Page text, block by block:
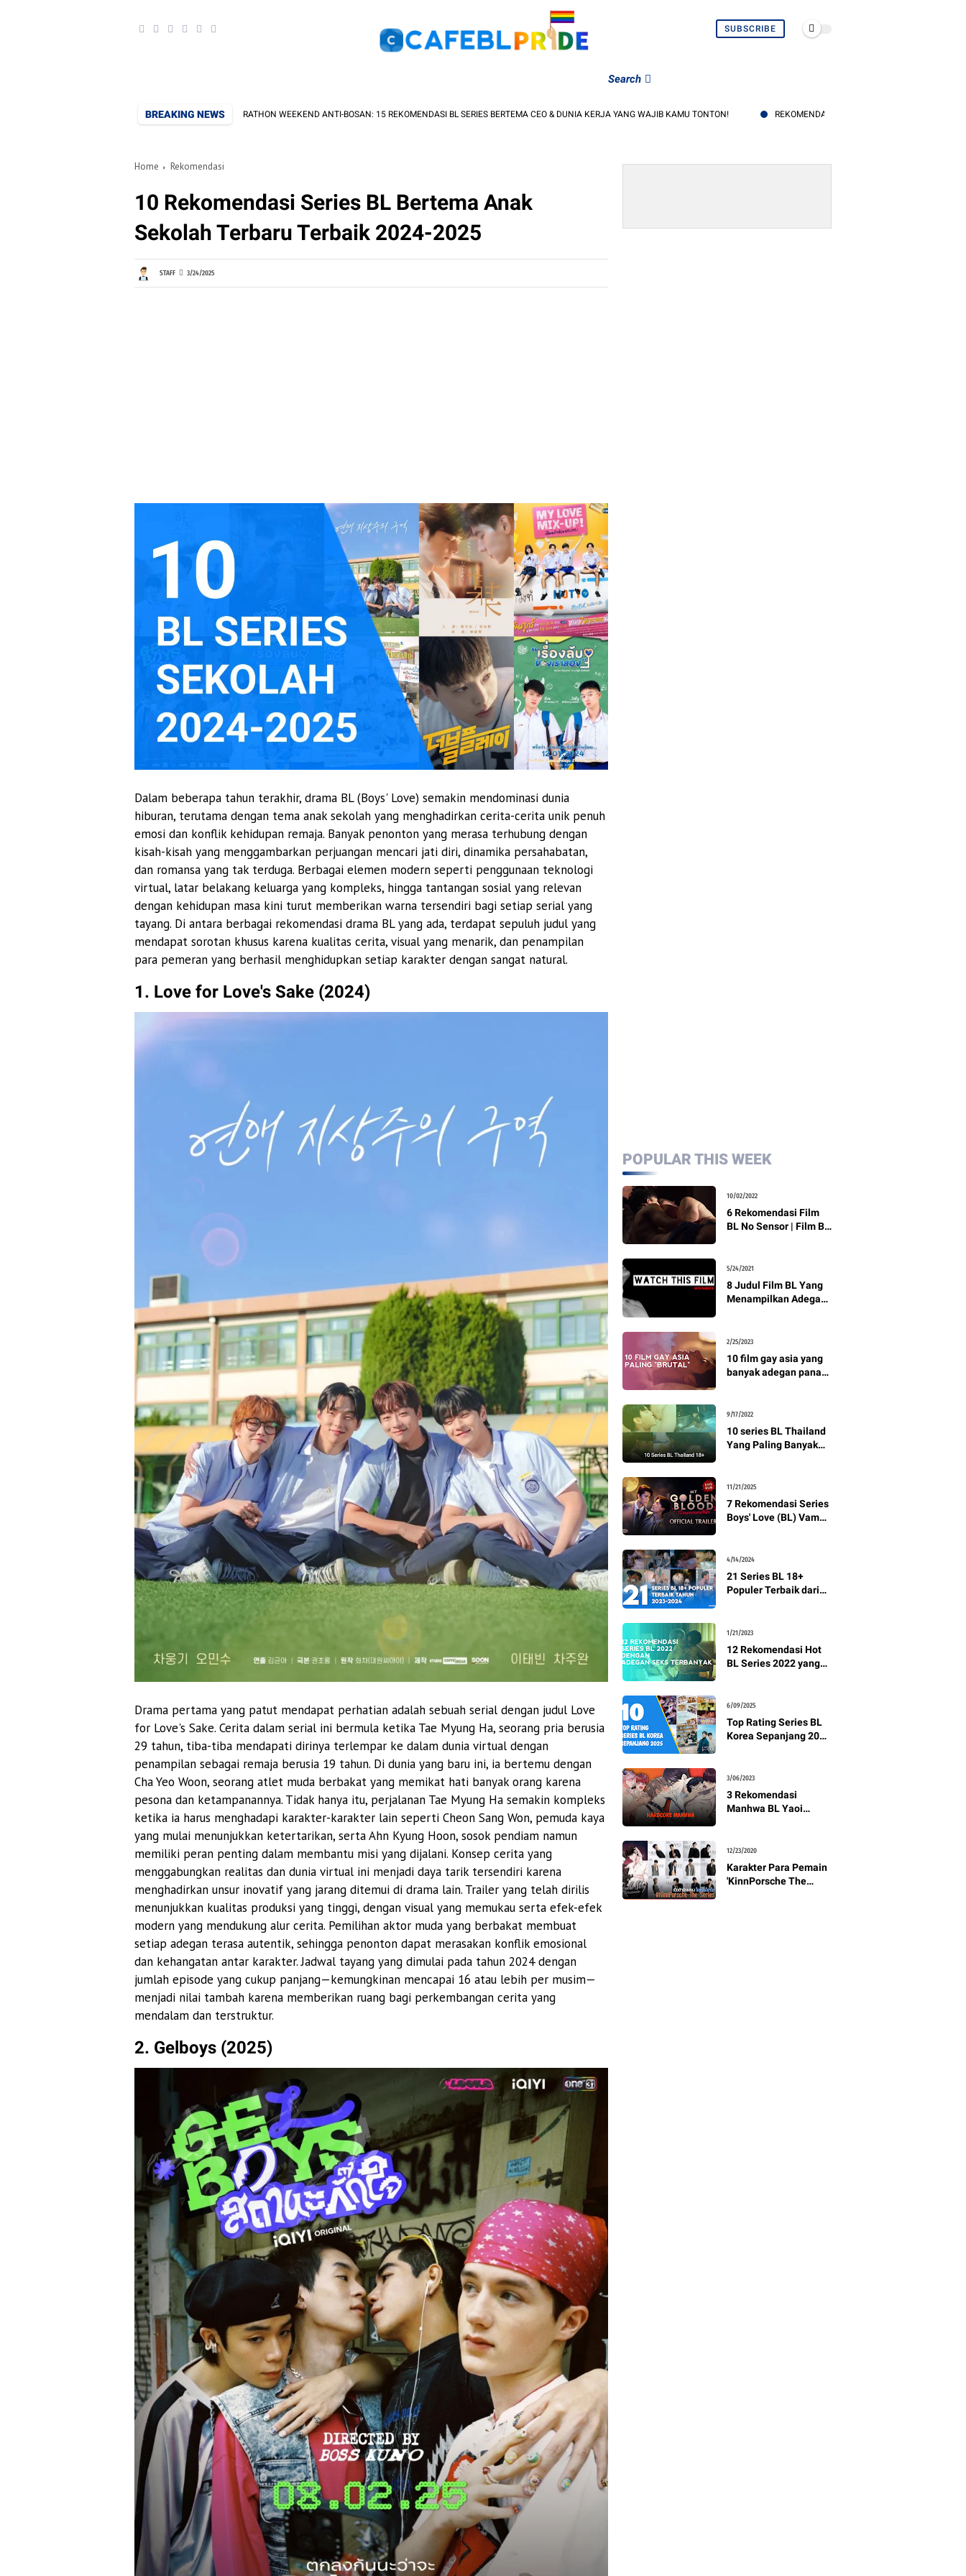
SUBSCRIBE
Search
BREAKING NEWS
MARATHON WEEKEND ANTI-BOSAN: 15 REKOMENDASI BL SERIES BERTEMA CEO & DUNIA KERJA YANG WAJIB KAMU TONTON! REKOMENDASI SERIES BL PALING DINANTI JUNI 2026: DARI
Home Rekomendasi
10 Rekomendasi Series BL Bertema Anak
Sekolah Terbaru Terbaik 2024-2025
STAFF 3/24/2025
Dalam beberapa tahun terakhir, drama BL (Boys' Love) semakin mendominasi dunia
hiburan, terutama dengan tema anak sekolah yang menghadirkan cerita-cerita unik penuh
emosi dan konflik kehidupan remaja. Banyak penonton yang merasa terhubung dengan
kisah-kisah yang menggambarkan perjuangan mencari jati diri, dinamika persahabatan,
dan romansa yang tak terduga. Berbagai elemen modern seperti penggunaan teknologi
virtual, latar belakang keluarga yang kompleks, hingga tantangan sosial yang relevan
dengan kehidupan masa kini turut memberikan warna tersendiri bagi setiap serial yang
tayang. Di antara berbagai rekomendasi drama BL yang ada, terdapat sepuluh judul yang
mendapat sorotan khusus karena kualitas cerita, visual yang menarik, dan penampilan
para pemeran yang berhasil menghidupkan setiap karakter dengan sangat natural.
1. Love for Love's Sake (2024)
Drama pertama yang patut mendapat perhatian adalah sebuah serial dengan judul Love
for Love's Sake. Cerita dalam serial ini bermula ketika Tae Myung Ha, seorang pria berusia
29 tahun, tiba-tiba mendapati dirinya terlempar ke dalam dunia virtual dengan
penampilan sebagai remaja berusia 19 tahun. Di dunia yang baru ini, ia bertemu dengan
Cha Yeo Woon, seorang atlet muda berbakat yang memikat hati banyak orang karena
pesona dan ketampanannya. Tidak hanya itu, perjalanan Tae Myung Ha semakin kompleks
ketika ia harus menghadapi karakter-karakter lain seperti Cheon Sang Won, pemuda kaya
yang mulai menunjukkan ketertarikan, serta Ahn Kyung Hoon, sosok pendiam namun
memiliki peran penting dalam membantu misi yang dijalani. Konsep cerita yang
menggabungkan realitas dan dunia virtual ini menjadi daya tarik tersendiri karena
menghadirkan unsur inovatif yang jarang ditemui di drama lain. Trailer yang telah dirilis
menunjukkan kualitas produksi yang tinggi, dengan visual yang memukau serta efek-efek
modern yang mendukung alur cerita. Pemilihan aktor muda yang berbakat membuat
setiap adegan terasa autentik, sehingga penonton dapat merasakan konflik emosional
dan kehangatan antar karakter. Jadwal tayang yang dimulai pada tahun 2024 dengan
jumlah episode yang cukup panjang—kemungkinan mencapai 16 atau lebih per musim—
menjadi nilai tambah karena memberikan ruang bagi perkembangan cerita yang
mendalam dan terstruktur.
2. Gelboys (2025)
POPULAR THIS WEEK
10/02/2022
6 Rekomendasi Film
BL No Sensor | Film BL
5/24/2021
8 Judul Film BL Yang
Menampilkan Adegan
Rekomendasi BL +
Link Nonton
2/25/2023
10 film gay asia yang
banyak adegan panas,
9/17/2022
10 series BL Thailand
Yang Paling Banyak
11/21/2025
7 Rekomendasi Series
Boys' Love (BL) Vampir
Maksimal
4/14/2024
21 Series BL 18+
Populer Terbaik dari
Vulgarnya!
1/21/2023
12 Rekomendasi Hot
BL Series 2022 yang
Hubungan Seksual
6/09/2025
Top Rating Series BL
Korea Sepanjang 2025
3/06/2023
3 Rekomendasi
Manhwa BL Yaoi
12/23/2020
Karakter Para Pemain
'KinnPorsche The